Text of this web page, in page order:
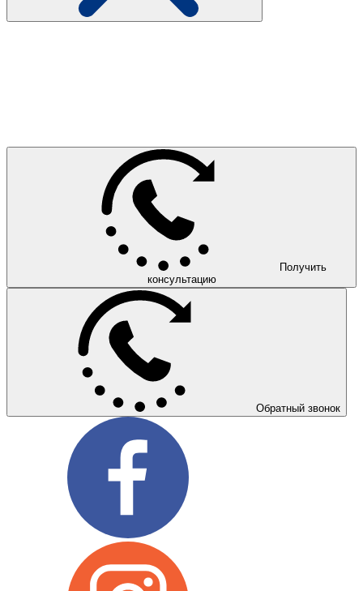
Получить
консультацию
Обратный звонок